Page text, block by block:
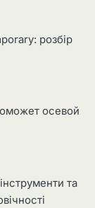
розбір
осевой
та